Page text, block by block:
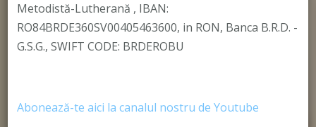
Metodistă-Lutherană , IBAN:
RO84BRDE360SV00405463600, in RON, Banca B.R.D. -
G.S.G., SWIFT CODE: BRDEROBU
Abonează-te aici la canalul nostru de Youtube